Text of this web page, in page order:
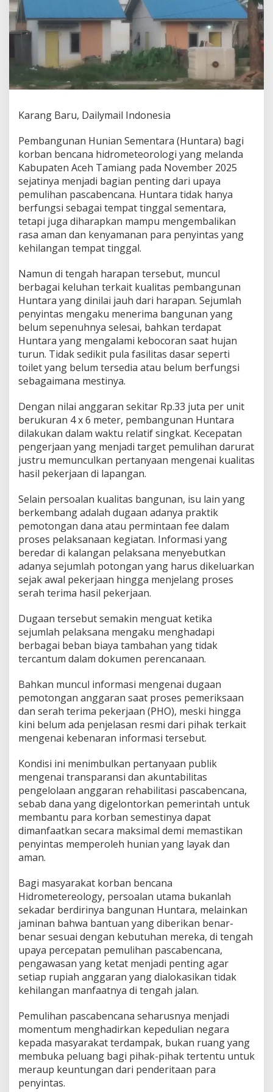
e
m
n
u
n
n
u
n
t
a
r
a
c
e
h
T
m
i
a
n
g
Karang Baru, Dailymail Indonesia
Pembangunan Hunian Sementara (Huntara) bagi
korban bencana hidrometeorologi yang melanda
Kabupaten Aceh Tamiang pada November 2025
sejatinya menjadi bagian penting dari upaya
pemulihan pascabencana. Huntara tidak hanya
berfungsi sebagai tempat tinggal sementara,
tetapi juga diharapkan mampu mengembalikan
rasa aman dan kenyamanan para penyintas yang
kehilangan tempat tinggal.
Namun di tengah harapan tersebut, muncul
berbagai keluhan terkait kualitas pembangunan
Huntara yang dinilai jauh dari harapan. Sejumlah
penyintas mengaku menerima bangunan yang
belum sepenuhnya selesai, bahkan terdapat
Huntara yang mengalami kebocoran saat hujan
turun. Tidak sedikit pula fasilitas dasar seperti
toilet yang belum tersedia atau belum berfungsi
sebagaimana mestinya.
Dengan nilai anggaran sekitar Rp.33 juta per unit
berukuran 4 x 6 meter, pembangunan Huntara
dilakukan dalam waktu relatif singkat. Kecepatan
pengerjaan yang menjadi target pemulihan darurat
justru memunculkan pertanyaan mengenai kualitas
hasil pekerjaan di lapangan.
Selain persoalan kualitas bangunan, isu lain yang
berkembang adalah dugaan adanya praktik
pemotongan dana atau permintaan fee dalam
proses pelaksanaan kegiatan. Informasi yang
beredar di kalangan pelaksana menyebutkan
adanya sejumlah potongan yang harus dikeluarkan
sejak awal pekerjaan hingga menjelang proses
serah terima hasil pekerjaan.
Dugaan tersebut semakin menguat ketika
sejumlah pelaksana mengaku menghadapi
berbagai beban biaya tambahan yang tidak
tercantum dalam dokumen perencanaan.
Bahkan muncul informasi mengenai dugaan
pemotongan anggaran saat proses pemeriksaan
dan serah terima pekerjaan (PHO), meski hingga
kini belum ada penjelasan resmi dari pihak terkait
mengenai kebenaran informasi tersebut.
Kondisi ini menimbulkan pertanyaan publik
mengenai transparansi dan akuntabilitas
pengelolaan anggaran rehabilitasi pascabencana,
sebab dana yang digelontorkan pemerintah untuk
membantu para korban semestinya dapat
dimanfaatkan secara maksimal demi memastikan
penyintas memperoleh hunian yang layak dan
aman.
Bagi masyarakat korban bencana
Hidrometereology, persoalan utama bukanlah
sekadar berdirinya bangunan Huntara, melainkan
jaminan bahwa bantuan yang diberikan benar-
benar sesuai dengan kebutuhan mereka, di tengah
upaya percepatan pemulihan pascabencana,
pengawasan yang ketat menjadi penting agar
setiap rupiah anggaran yang dialokasikan tidak
kehilangan manfaatnya di tengah jalan.
Pemulihan pascabencana seharusnya menjadi
momentum menghadirkan kepedulian negara
kepada masyarakat terdampak, bukan ruang yang
membuka peluang bagi pihak-pihak tertentu untuk
meraup keuntungan dari penderitaan para
penyintas.